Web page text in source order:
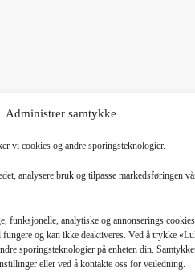
Administrer samtykke
vi cookies og andre sporingsteknologier.
analysere bruk og tilpasse markedsføringen
funksjonelle, analytiske og annonserings
fungere og kan ikke deaktiveres. Ved å trykke
sporingsteknologier på enheten din.
eller ved å kontakte oss for veiledning.